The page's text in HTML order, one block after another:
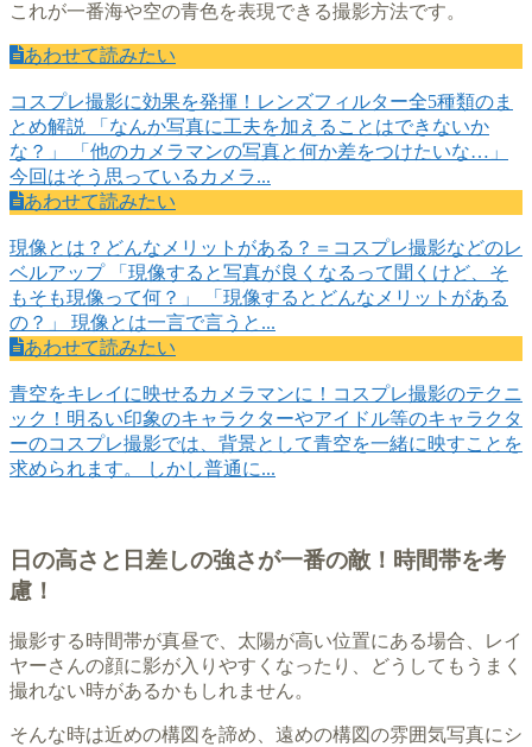
これが一番海や空の青色を表現できる撮影方法です。
あわせて読みたい
コスプレ撮影に効果を発揮！レンズフィルター全5種類のま
とめ解説
「なんか写真に工夫を加えることはできないか
な？」 「他のカメラマンの写真と何か差をつけたいな…」
今回はそう思っているカメラ...
あわせて読みたい
現像とは？どんなメリットがある？＝コスプレ撮影などのレ
ベルアップ「現像すると写真が良くなるって聞くけど、そ
もそも現像って何？」 「現像するとどんなメリットがある
の？」 現像とは一言で言うと...
あわせて読みたい
青空をキレイに映せるカメラマンに！コスプレ撮影のテクニ
ック！ 明るい印象のキャラクターやアイドル等のキャラクタ
ーのコスプレ撮影では、背景として青空を一緒に映すことを
求められます。 しかし普通に...
日の高さと日差しの強さが一番の敵！時間帯を考
慮！
撮影する時間帯が真昼で、太陽が高い位置にある場合、レイ
ヤーさんの顔に影が入りやすくなったり、どうしてもうまく
撮れない時があるかもしれません。
そんな時は近めの構図を諦め、遠めの構図の雰囲気写真にシ